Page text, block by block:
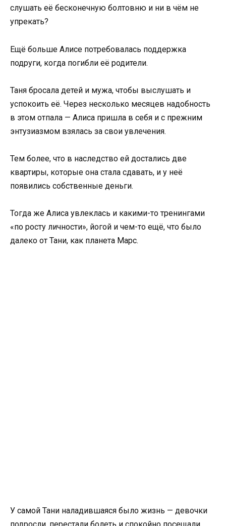
слушать её бесконечную болтовню и ни в чём не
упрекать?
Ещё больше Алисе потребовалась поддержка
подруги, когда погибли её родители.
Таня бросала детей и мужа, чтобы выслушать и
успокоить её. Через несколько месяцев надобность
в этом отпала — Алиса пришла в себя и с прежним
энтузиазмом взялась за свои увлечения.
Тем более, что в наследство ей достались две
квартиры, которые она стала сдавать, и у неё
появились собственные деньги.
Тогда же Алиса увлеклась и какими-то тренингами
«по росту личности», йогой и чем-то ещё, что было
далеко от Тани, как планета Марс.
У самой Тани наладившаяся было жизнь — девочки